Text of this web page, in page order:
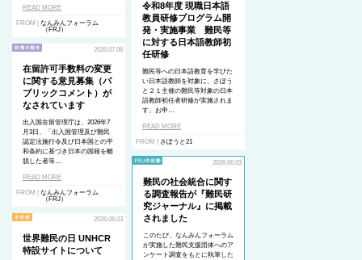
READ MORE
FROM | なんみんフォーラム
（FRJ）
令和8年度 現職日本語
教員研修プログラム開
発・実施事業 難民等
に対する日本語教師初
任研修
難民等への日本語教育を学びた
い日本語教師を対象に、さぽう
と２１主催の難民等対象の日本
語教師初任者研修が実施されま
す。お申…
READ MORE
FROM | さぽうと21
2026.07.06
在留許可手数料の変更
に関する意見募集（パ
ブリックコメント）が
なされています
出入国在留管理庁は、2026年7
月3日、「出入国管理及び難民
認定法施行令及び日本国との平
和条約に基づき日本の国籍を離
脱した者等…
READ MORE
FROM | なんみんフォーラム
（FRJ）
2026.06.03
難民の社会統合に関す
る調査報告が『難民研
究ジャーナル』に掲載
されました
このたび、なんみんフォーラム
が実施した難民支援団体へのア
ンケート調査をもとに執筆した
2026.06.03
世界難民の日 UNHCR
特設サイトについて